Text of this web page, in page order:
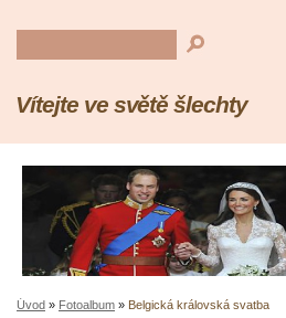
Vítejte ve světě šlechty
Úvod » Fotoalbum » Belgická královská svatba